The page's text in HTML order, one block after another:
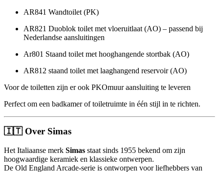
AR841 Wandtoilet (PK)
AR821 Duoblok toilet met vloeruitlaat (AO) – passend bij
Nederlandse aansluitingen
Ar801 Staand toilet met hooghangende stortbak (AO)
AR812 staand toilet met laaghangend reservoir (AO)
Voor de toiletten zijn er ook PKOmuur aansluiting te leveren
Perfect om een badkamer of toiletruimte in één stijl in te richten.
🇮🇹 Over Simas
Het Italiaanse merk Simas staat sinds 1955 bekend om zijn
hoogwaardige keramiek en klassieke ontwerpen.
De Old England Arcade-serie is ontworpen voor liefhebbers van